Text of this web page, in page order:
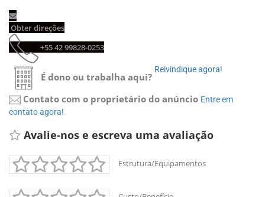
Obter direções
+55 42 99828-0253
É dono ou trabalha aqui?
Reivindique agora!
Contato com o proprietário do anúncio Entre em
contato agora!
Avalie-nos e escreva uma avaliação
Estrutura/Equipamentos